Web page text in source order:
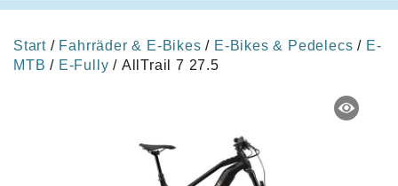
Start / Fahrräder & E-Bikes / E-Bikes & Pedelecs / E-
MTB / E-Fully / AllTrail 7 27.5